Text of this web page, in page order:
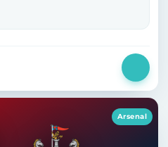
Arsenal